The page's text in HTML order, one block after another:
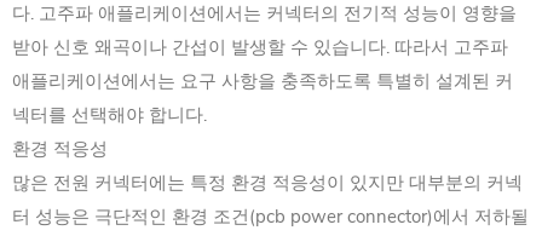
다. 고주파 애플리케이션에서는 커넥터의 전기적 성능이 영향을
받아 신호 왜곡이나 간섭이 발생할 수 있습니다. 따라서 고주파
애플리케이션에서는 요구 사항을 충족하도록 특별히 설계된 커
넥터를 선택해야 합니다.
환경 적응성
많은 전원 커넥터에는 특정 환경 적응성이 있지만 대부분의 커넥
터 성능은 극단적인 환경 조건(pcb power connector)에서 저하될